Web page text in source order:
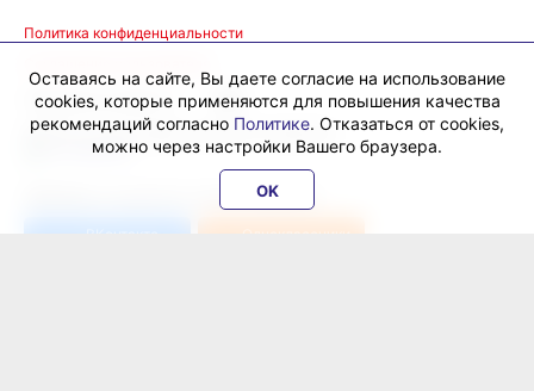
Политика конфиденциальности
Подписка на новости:
RSS
Данные погоды предоставляются сервисом
ХабИнфо в соцсетях и мессенджерах:
Оставаясь на сайте, Вы даете согласие на использование
cookies, которые применяются для повышения качества
рекомендаций согласно Политике. Отказаться от cookies,
можно через настройки Вашего браузера.
OK